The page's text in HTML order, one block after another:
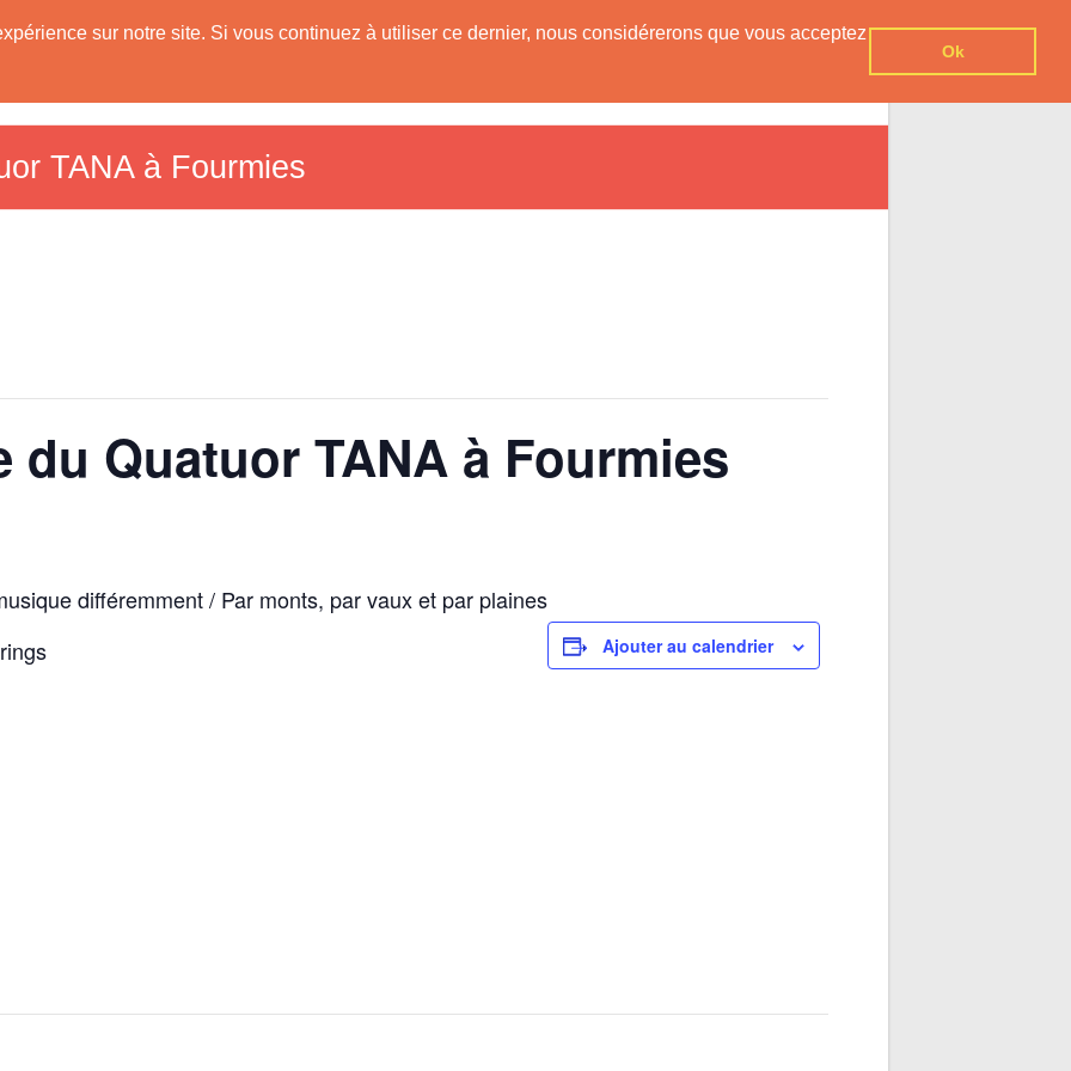
sur notre site. Si vous continuez à utiliser ce dernier, nous considérerons que vous acceptez
Ok
TANA à Fourmies
du Quatuor TANA à Fourmies
différemment / Par monts, par vaux et par plaines
Ajouter au calendrier